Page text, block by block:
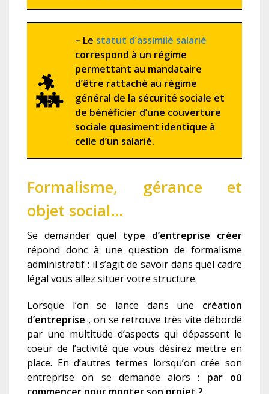
– Le statut d’assimilé salarié
correspond à un régime
permettant au mandataire
d’être rattaché au régime
général de la sécurité sociale et
de bénéficier d’une couverture
sociale quasiment identique à
celle d’un salarié.
Formalisme, gérance et
objet social…
Se demander quel type d’entreprise créer
répond donc à une question de formalisme
administratif : il s’agit de savoir dans quel cadre
légal vous allez situer votre structure.
Lorsque l’on se lance dans une création
d’entreprise , on se retrouve très vite débordé
par une multitude d’aspects qui dépassent le
coeur de l’activité que vous désirez mettre en
place. En d’autres termes lorsqu’on crée son
entreprise on se demande alors : par où